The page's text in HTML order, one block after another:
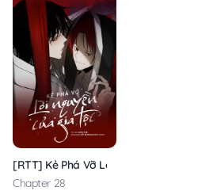
[RTT] Kẻ Phá Vỡ Lời Nguyền Của Gia Tộc
Chapter 28